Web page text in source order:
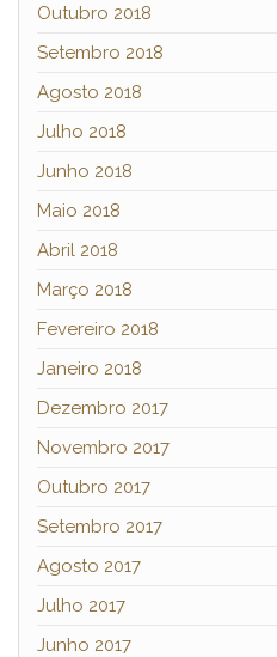
Outubro 2018
Setembro 2018
Agosto 2018
Julho 2018
Junho 2018
Maio 2018
Abril 2018
Março 2018
Fevereiro 2018
Janeiro 2018
Dezembro 2017
Novembro 2017
Outubro 2017
Setembro 2017
Agosto 2017
Julho 2017
Junho 2017